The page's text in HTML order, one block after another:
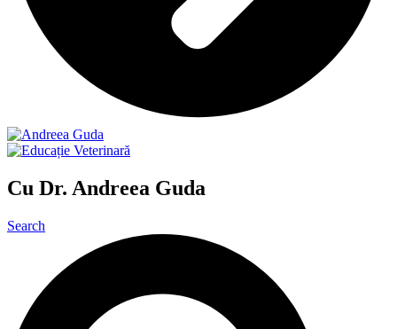
Cu Dr. Andreea Guda
Search